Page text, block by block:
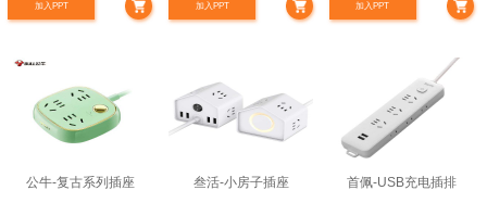
加入PPT 加入PPT 加入PPT
公牛-复古系列插座 叁活-小房子插座 首佩-USB充电插排